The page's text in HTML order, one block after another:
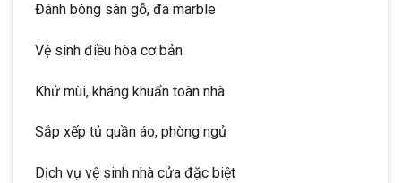
Đánh bóng sàn gỗ, đá marble
Vệ sinh điều hòa cơ bản
Khử mùi, kháng khuẩn toàn nhà
Sắp xếp tủ quần áo, phòng ngủ
Dịch vụ vệ sinh nhà cửa đặc biệt